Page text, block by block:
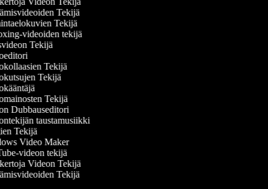
Tekijä
Tekijä
videoiden tekijä
Tekijä
Tekijä
Tekijä
Tekijä
Dubbauseditori
taustamusiikki
Tekijä
Video Maker
videon tekijä
Videon Tekijä
Tekijä